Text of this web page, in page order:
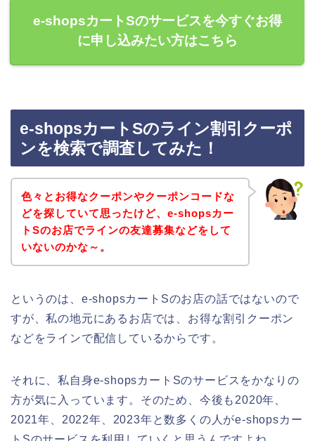
e-shopsカートSのサービスを今すぐお得
に申し込みたい方はこちら
e-shopsカートSのライン割引クーポ
ンを検索で調査してみた！
色々とお得なクーポンやクーポンコードな
どを探していて思ったけど、e-shopsカー
トSのお店でラインの友達募集などをして
いないのかな～。
というのは、e-shopsカートSのお店の話ではないので
すが、私の地元にあるお店では、お得な割引クーポン
などをラインで配信しているからです。
それに、私自身e-shopsカートSのサービスをかなりの
方が気に入っています。そのため、今後も2020年、
2021年、2022年、2023年と数多くの人がe-shopsカー